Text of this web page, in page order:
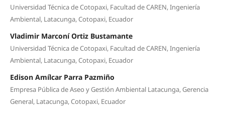
Universidad Técnica de Cotopaxi, Facultad de CAREN, Ingeniería
Ambiental, Latacunga, Cotopaxi, Ecuador
Vladimir Marconí Ortiz Bustamante
Universidad Técnica de Cotopaxi, Facultad de CAREN, Ingeniería
Ambiental, Latacunga, Cotopaxi, Ecuador
Edison Amílcar Parra Pazmiño
Empresa Pública de Aseo y Gestión Ambiental Latacunga, Gerencia
General, Latacunga, Cotopaxi, Ecuador